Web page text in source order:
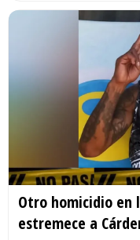
Otro homicidio en
estremece a